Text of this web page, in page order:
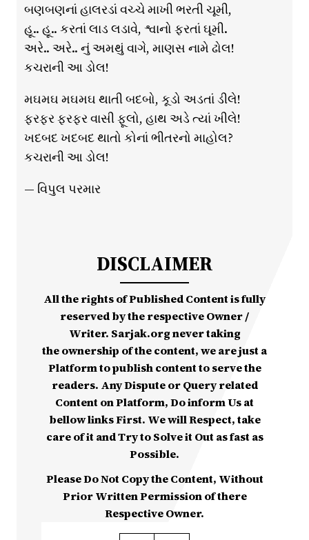
બણબણનાં હાલરડાં વચ્ચે માખી ભરતી ચૂમી,
હૂ.. હૂ.. કરતાં લાડ લડાવે, શ્વાનો ફરતાં ઘૂમી.
અરે.. અરે.. નું અમથું વાગે, માણસ નામે ઢોલ!
કચરાની આ ડોલ!
મઘમઘ મઘમઘ થાતી બદબો, કૂડો અડતાં ડીલે!
ફરફર ફરફર વાસી ફૂલો, હાથ અડે ત્યાં ખીલે!
ખદબદ ખદબદ થાતો કોનાં ભીતરનો માહોલ?
કચરાની આ ડોલ!
— વિપુલ પરમાર
DISCLAIMER
All the rights of Published Content is fully
reserved by the respective Owner /
Writer. Sarjak.org never taking
the ownership of the content, we are just a
Platform to publish content to serve the
readers. Any Dispute or Query related
Content on Platform, Do inform Us at
bellow links First. We will Respect, take
care of it and Try to Solve it Out as fast as
Possible.
Please Do Not Copy the Content, Without
Prior Written Permission of there
Respective Owner.